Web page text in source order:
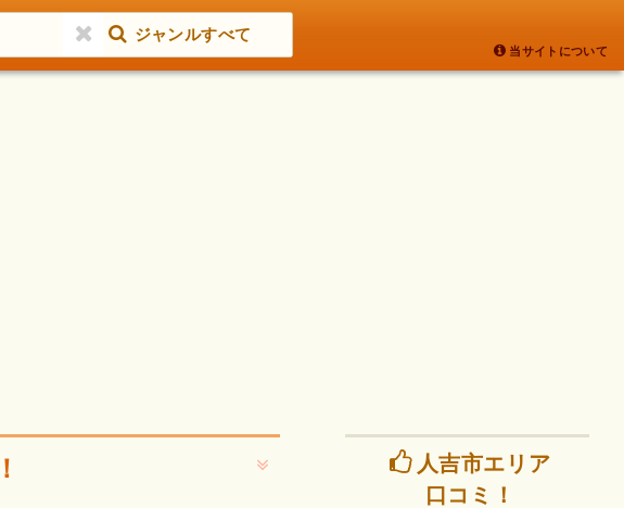
ジャンルすべて
当サイトについて
人吉市エリア
口コミ！